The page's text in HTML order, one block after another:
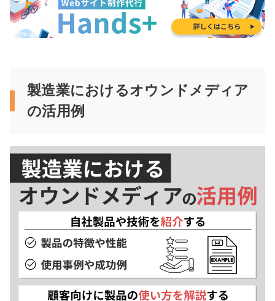
製造業におけるオウンドメディア
の活用例